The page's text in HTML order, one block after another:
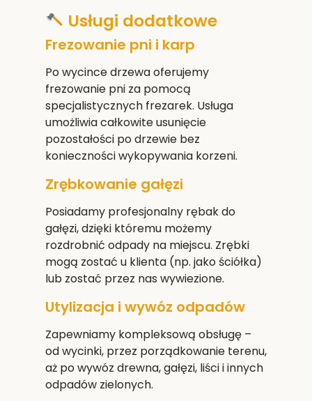
Usługi dodatkowe
Frezowanie pni i karp
Po wycince drzewa oferujemy
frezowanie pni za pomocą
specjalistycznych frezarek. Usługa
umożliwia całkowite usunięcie
pozostałości po drzewie bez
konieczności wykopywania korzeni.
Zrębkowanie gałęzi
Posiadamy profesjonalny rębak do
gałęzi, dzięki któremu możemy
rozdrobnić odpady na miejscu. Zrębki
mogą zostać u klienta (np. jako ściółka)
lub zostać przez nas wywiezione.
Utylizacja i wywóz odpadów
Zapewniamy kompleksową obsługę –
od wycinki, przez porządkowanie terenu,
aż po wywóz drewna, gałęzi, liści i innych
odpadów zielonych.